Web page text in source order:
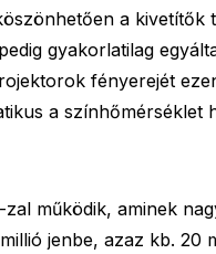
a kivetítők
gyakorlatilag
fényerejét
a színhőmérséklet
működik, aminek
jenbe, azaz kb. 20